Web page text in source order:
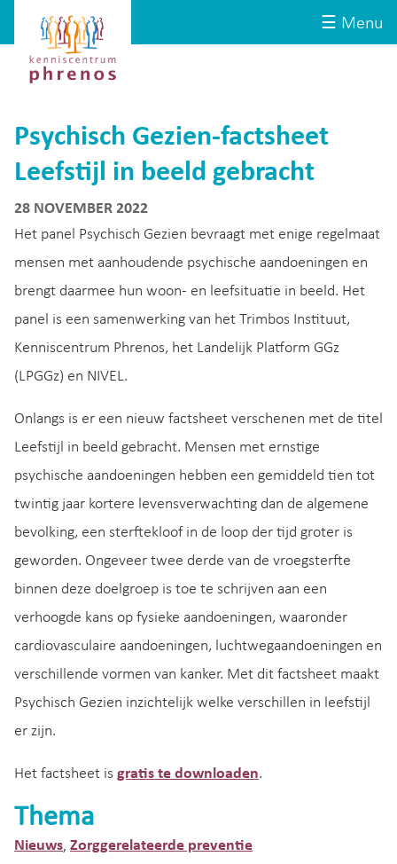
☰ Menu
Kenniscentrum
Phrenos
website
Psychisch Gezien-factsheet
Leefstijl in beeld gebracht
28 NOVEMBER 2022
Het panel Psychisch Gezien bevraagt met enige regelmaat
mensen met aanhoudende psychische aandoeningen en
brengt daarmee hun woon- en leefsituatie in beeld. Het
panel is een samenwerking van het Trimbos Instituut,
Kenniscentrum Phrenos, het Landelijk Platform GGz
(LPGGz) en NIVEL.
Onlangs is er een nieuw factsheet verschenen met de titel
Leefstijl in beeld gebracht. Mensen met ernstige
psychische aandoeningen hebben een gemiddeld tien tot
twintig jaar kortere levensverwachting dan de algemene
bevolking, een sterftekloof in de loop der tijd groter is
geworden. Ongeveer twee derde van de vroegsterfte
binnen deze doelgroep is toe te schrijven aan een
verhoogde kans op fysieke aandoeningen, waaronder
cardiovasculaire aandoeningen, luchtwegaandoeningen en
verschillende vormen van kanker. Met dit factsheet maakt
Psychisch Gezien inzichtelijk welke verschillen in leefstijl
er zijn.
Het factsheet is gratis te downloaden.
Thema
Nieuws, Zorggerelateerde preventie